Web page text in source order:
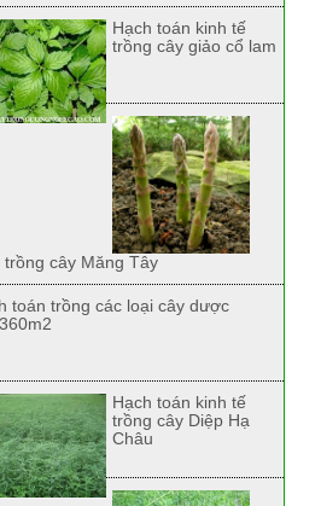
Hạch toán kinh tế
trồng cây giảo cổ lam
cây Măng Tây
toán trồng các loại cây dược
Hạch toán kinh tế
trồng cây Diệp Hạ
Châu